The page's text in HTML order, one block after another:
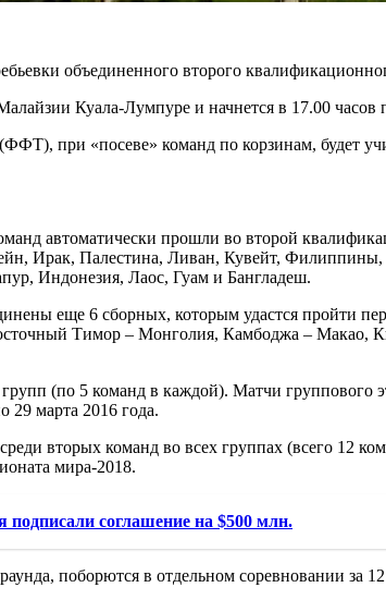
объединенного второго
Куала-Лумпуре и начнется в 17.00
при «посеве» команд по корзинам, будет
автоматически прошли во второй
Ирак, Палестина, Ливан, Кувейт,
Индонезия, Лаос, Гуам и Бангладеш.
еще 6 сборных, которым удастся пройти
Тимор – Монголия, Камбоджа – Макао,
(по 5 команд в каждой). Матчи
29 марта 2016 года.
вторых команд во всех группах (всего 12
мира-2018.
соглашение на $500 млн.
поборются в отдельном соревновании за